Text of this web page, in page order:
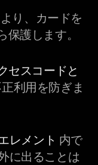
り、カードを
護します。
セスコードと
利用を防ぎま
レメント 内で
に出ることは